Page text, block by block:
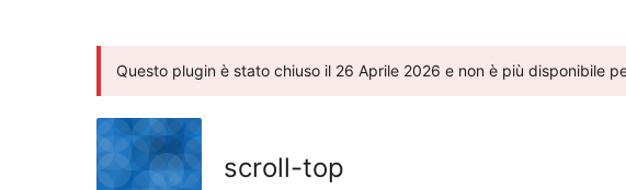
Questo plugin è stato chiuso il 26 Aprile 2026 e non è più disponibile
scroll-top